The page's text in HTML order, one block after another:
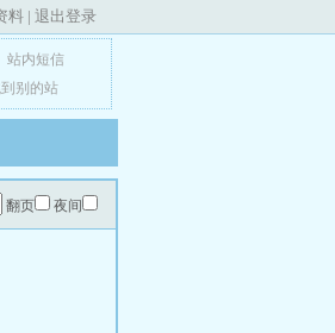
料 | 退出登录
站内短信
别的站
翻页 夜间